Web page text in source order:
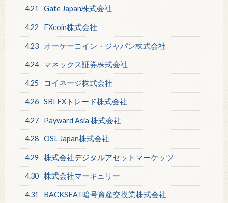
4.21 Gate Japan株式会社
4.22 FXcoin株式会社
4.23 オーケーコイン・ジャパン株式会社
4.24 マネックス証券株式会社
4.25 コイネージ株式会社
4.26 SBI FXトレード株式会社
4.27 Payward Asia 株式会社
4.28 OSL Japan株式会社
4.29 株式会社デジタルアセットマーケッツ
4.30 株式会社マーキュリー
4.31 BACKSEAT暗号資産交換業株式会社